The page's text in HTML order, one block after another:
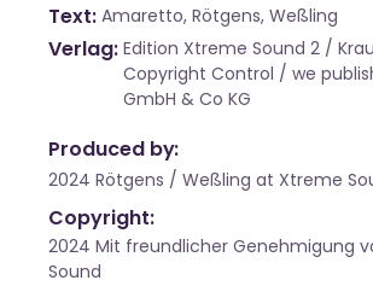
Text Amaretto, Rötgens, Weßling
Verlag Edition Xtreme Sound 2 /
Copyright Control / we
GmbH & Co KG
Produced by:
2024 Rötgens / Weßling at Xtreme
Copyright:
2024 Mit freundlicher Genehmigung
Sound